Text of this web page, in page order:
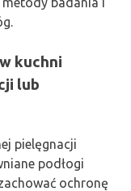
kuchni
lub
pielęgnacji
podłogi
ochronę